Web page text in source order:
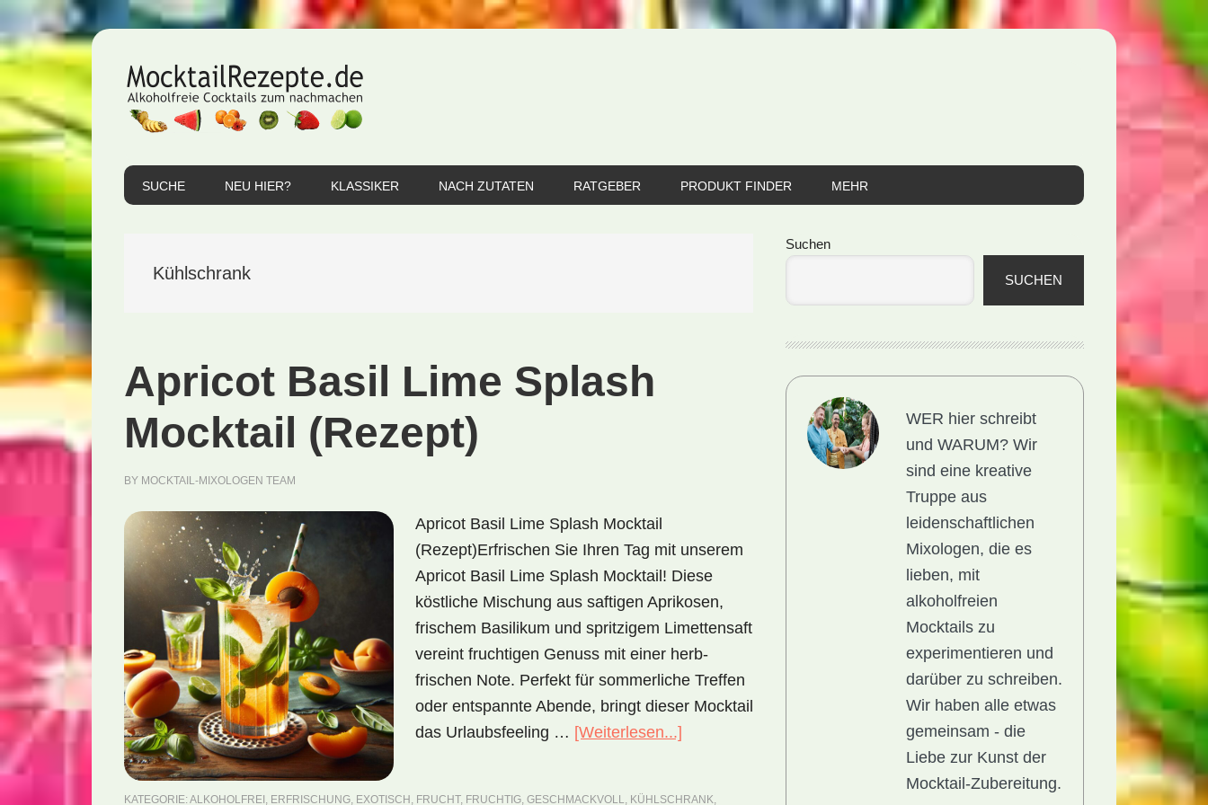
Hauptnavigation
springen
Inhalt
springen
Seitenspalte
springen
SUCHE NEU HIER? KLASSIKER NACH ZUTATEN RATGEBER PRODUKT FINDER MEHR
Kühlschrank
Apricot Basil Lime Splash
Mocktail (Rezept)
BY MOCKTAIL-MIXOLOGEN TEAM
Apricot Basil Lime Splash Mocktail
(Rezept)Erfrischen Sie Ihren Tag mit unserem
Apricot Basil Lime Splash Mocktail! Diese
köstliche Mischung aus saftigen Aprikosen,
frischem Basilikum und spritzigem Limettensaft
vereint fruchtigen Genuss mit einer herb-
frischen Note. Perfekt für sommerliche Treffen
oder entspannte Abende, bringt dieser Mocktail
das Urlaubsfeeling … [Weiterlesen...]
KATEGORIE: ALKOHOLFREI , ERFRISCHUNG, EXOTISCH , FRUCHT, FRUCHTIG, GESCHMACKVOLL, KÜHLSCHRANK,
Seitenspalte
Suchen
SUCHEN
WER hier schreibt
und WARUM?Wir
sind eine kreative
Truppe aus
leidenschaftlichen
Mixologen, die es
lieben, mit
alkoholfreien
Mocktails zu
experimentieren und
darüber zu schreiben.
Wir haben alle etwas
gemeinsam - die
Liebe zur Kunst der
Mocktail-Zubereitung.